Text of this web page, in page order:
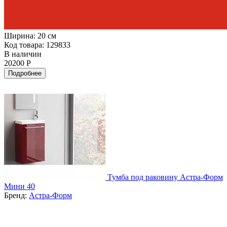
Ширина: 20 см
Код товара: 129833
В наличии
20200 Р
Подробнее
Тумба под раковину Астра-Форм
Мини 40
Бренд: Астра-Форм